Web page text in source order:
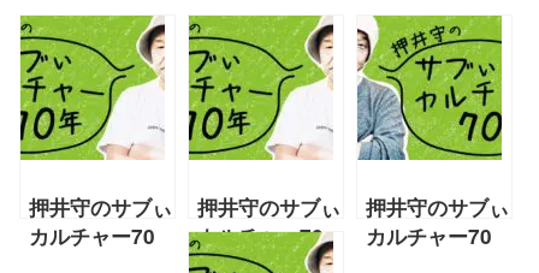
押井守のサブぃ
カルチャー70
押井守のサブぃ
カルチャー70
年「円谷プロの
押井守のサブぃ
カルチャー70